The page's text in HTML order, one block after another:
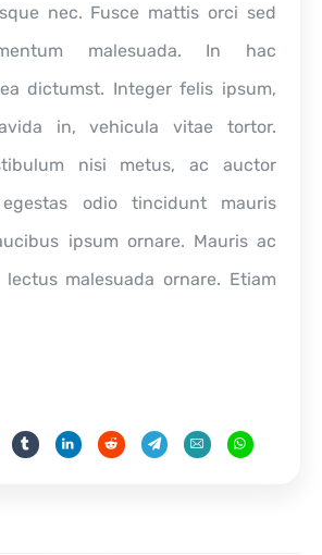
nec. Fusce mattis orci sed
malesuada. In hac
dictumst. Integer felis ipsum,
in, vehicula vitae tortor.
nisi metus, ac auctor
odio tincidunt mauris
ipsum ornare. Mauris ac
malesuada ornare. Etiam